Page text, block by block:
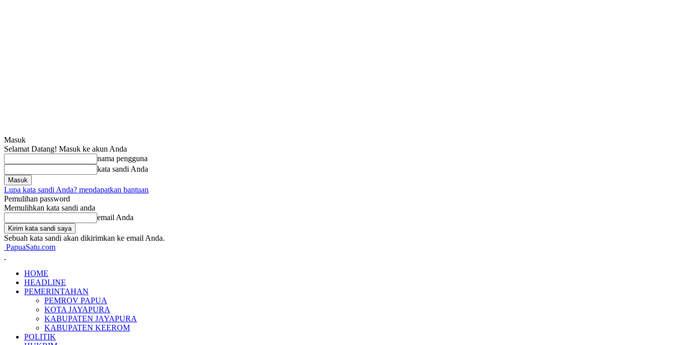
Masuk
Selamat Datang! Masuk ke akun Anda
nama pengguna
kata sandi Anda
Lupa kata sandi Anda? mendapatkan bantuan
Pemulihan password
Memulihkan kata sandi anda
email Anda
Sebuah kata sandi akan dikirimkan ke email Anda.
PapuaSatu.com
HOME
HEADLINE
PEMERINTAHAN
PEMROV PAPUA
KOTA JAYAPURA
KABUPATEN JAYAPURA
KABUPATEN KEEROM
POLITIK